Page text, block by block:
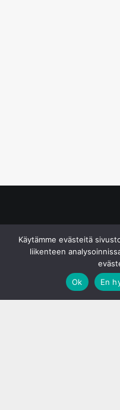
Käytämme evästeitä
liikenteen
Ok
En